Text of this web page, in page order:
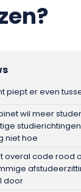
piept er even
wil meer
niet hoe
overal code rood
door